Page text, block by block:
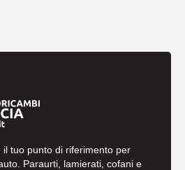
il tuo punto di riferimento per
Paraurti, lamierati, cofani e